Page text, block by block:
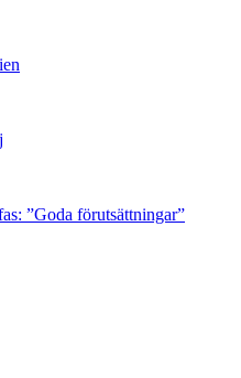
”Goda förutsättningar”